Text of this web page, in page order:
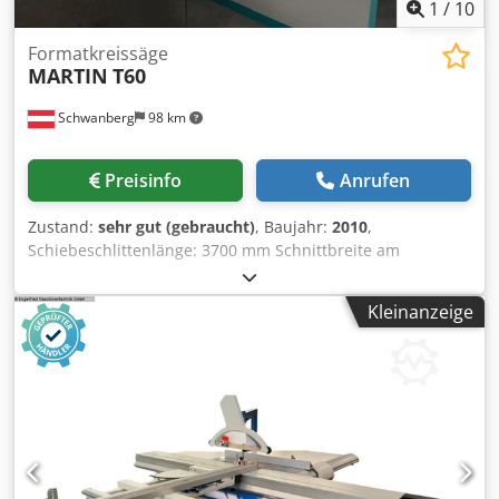
1 / 10
Schwanberg 98 km
Formatkreissäge
MARTIN T60
Preisinfo Anrufen
Zustand: sehr gut (gebraucht), Baujahr: 2010,
Schiebeschlittenlänge: 3700 mm Schnittbreite am
Breitenanschlag: 850 mm Schnittbreite am
Ablänganschlag: 3200 mm Schnittiefe: 120 mm Vorritzer:
nein Höhenverstellung Sägeblatt: elektrisch /
Positionssteuerung Schwenkverstellung Sägeblatt:
elektrisch / Positionssteuerung Verstellung
Breitenanschlag: manuell Sägeblattdurchmesser: 400 mm
Drehzahlen: 4000 / 4800 / 6000 U/min Dcsdoxzfqbjpfx Am
Ejk Motorleistung: 7,5 kW, 400 V, 50 Hz Absauganschluss:
80 und 120 mm INKLUSIVE: Laserschnittlienienanzeiger
MITREX Doppelgehrungsanschlag
Kleinanzeige